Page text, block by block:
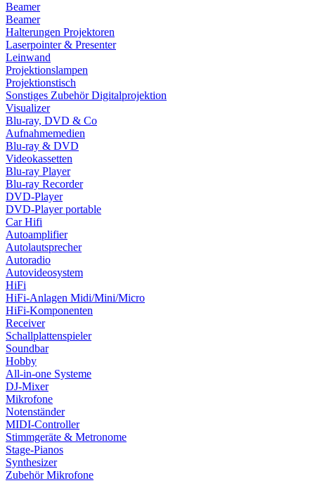
Beamer
Beamer
Halterungen Projektoren
Laserpointer & Presenter
Leinwand
Projektionslampen
Projektionstisch
Sonstiges Zubehör Digitalprojektion
Visualizer
Blu-ray, DVD & Co
Aufnahmemedien
Blu-ray & DVD
Videokassetten
Blu-ray Player
Blu-ray Recorder
DVD-Player
DVD-Player portable
Car Hifi
Autoamplifier
Autolautsprecher
Autoradio
Autovideosystem
HiFi
HiFi-Anlagen Midi/Mini/Micro
HiFi-Komponenten
Receiver
Schallplattenspieler
Soundbar
Hobby
All-in-one Systeme
DJ-Mixer
Mikrofone
Notenständer
MIDI-Controller
Stimmgeräte & Metronome
Stage-Pianos
Synthesizer
Zubehör Mikrofone